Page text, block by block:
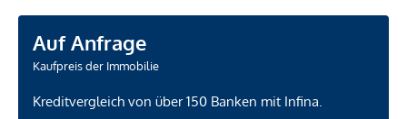
Auf Anfrage
Kaufpreis der Immobilie
Kreditvergleich von über 150 Banken mit Infina.